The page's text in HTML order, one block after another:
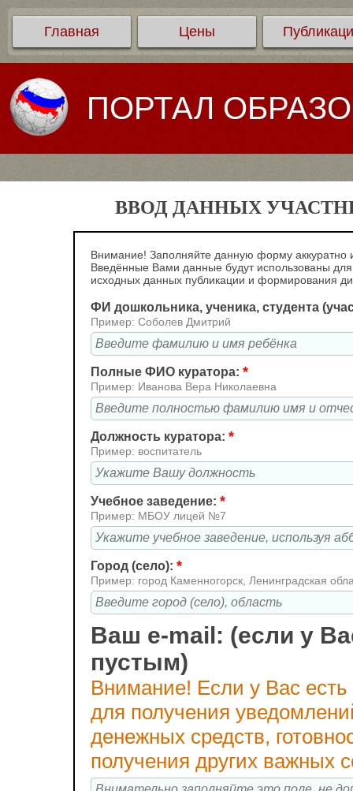
Главная Цены
ПОРТАЛ
ВВОД ДАННЫХ
Внимание! Заполняйте данную форму аккуратно
Введённые Вами данные будут использованы
исходных данных публикации и формирования
ФИ дошкольника, ученика, студента
Пример: Соболев Дмитрий
Полные ФИО куратора: *
Пример: Иванова Вера Николаевна
Должность куратора: *
Пример: воспитатель
Учебное заведение: *
Пример: МБОУ лицей №7
Город (село): *
Пример: город Каменногорск, Ленинградская
Ваш e-mail: (если у
пустым)
Внимание! Если у Вас
для получения
денежных средств,
получения других важных